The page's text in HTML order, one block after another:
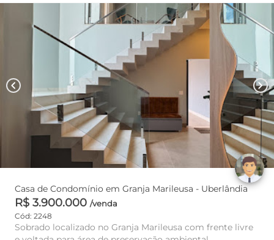
chevron_left chevron_right
Casa de Condomínio em Granja Marileusa - Uberlândia
R$ 3.900.000 /venda
Cód: 2248
Sobrado localizado no Granja Marileusa com frente livre